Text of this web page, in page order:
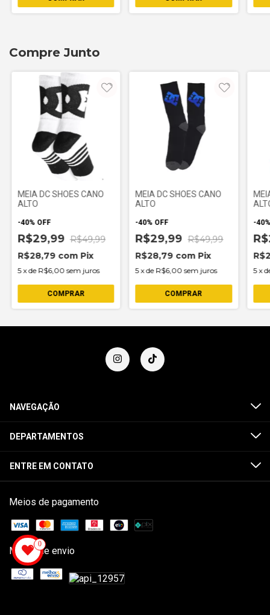
Compre Junto
MEIA DC SHOES CANO
ALTO
-40% OFF
R$29,99 R$49,99
R$28,79 com Pix
5 xde R$6,00 sem juros
COMPRAR
MEIA DC SHOES CANO
ALTO
-40% OFF
R$29,99 R$49,99
R$28,79 com Pix
5 xde R$6,00 sem juros
COMPRAR
-40
5 x
NAVEGAÇÃO
DEPARTAMENTOS
ENTRE EM CONTATO
Meios de pagamento
Meios de envio
0